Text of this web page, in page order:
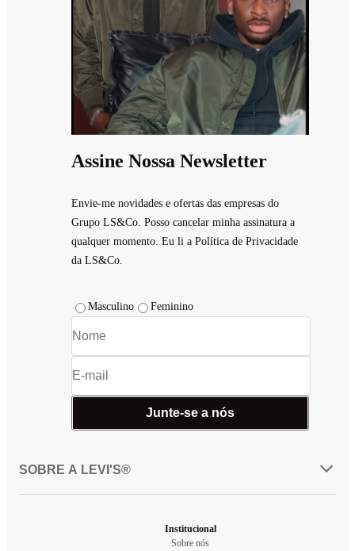
Assine Nossa Newsletter
Envie-me novidades e ofertas das empresas do
Grupo LS&Co. Posso cancelar minha assinatura a
qualquer momento. Eu li a Política de Privacidade
da LS&Co.
Masculino Feminino
Junte-se a nós
SOBRE A LEVI'S®
Institucional
Sobre nós